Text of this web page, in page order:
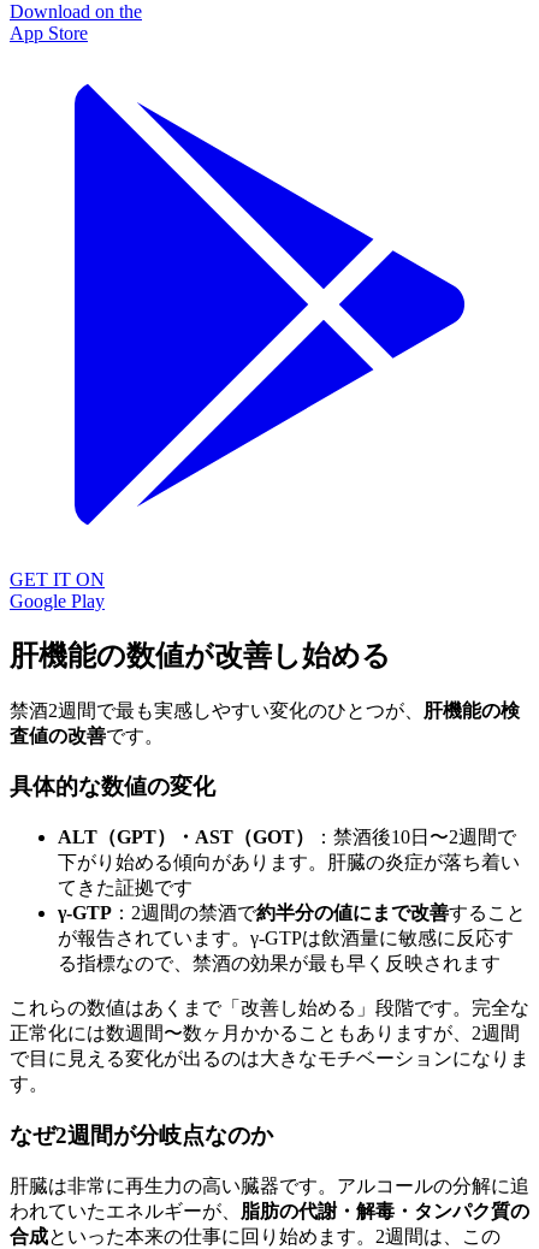
Download on the
App Store
GET IT ON
Google Play
肝機能の数値が改善し始める
禁酒2週間で最も実感しやすい変化のひとつが、 肝機能の検
査値の改善です。
具体的な数値の変化
ALT（GPT）・AST（GOT）
：禁酒後10日〜2週間で
下がり始める傾向があります。肝臓の炎症が落ち着い
てきた証拠です
γ-GTP ：2週間の禁酒で約半分の値にまで改善すること
が報告されています。γ-GTPは飲酒量に敏感に反応す
る指標なので、禁酒の効果が最も早く反映されます
これらの数値はあくまで「改善し始める」段階です。完全な
正常化には数週間〜数ヶ月かかることもありますが、2週間
で目に見える変化が出るのは大きなモチベーションになりま
す。
なぜ2週間が分岐点なのか
肝臓は非常に再生力の高い臓器です。アルコールの分解に追
われていたエネルギーが、 脂肪の代謝・解毒・タンパク質の
合成といった本来の仕事に回り始めます。2週間は、この